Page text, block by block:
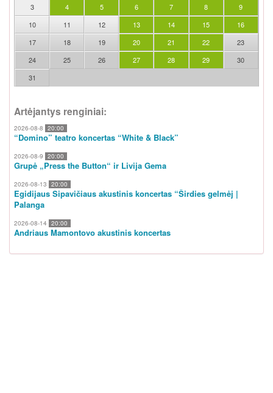
3 4 5 6 7 8
9
10
11 12 13 14 15
16
17
18 19 20 21 22
23
24
25 26 27 28 29
30
31
Artėjantys renginiai:
2026-08-8 20:00
“Domino” teatro koncertas “White & Black”
2026-08-9 20:00
Grupė „Press the Button“ ir Livija Gema
2026-08-13 20:00
Egidijaus Sipavičiaus akustinis koncertas “Širdies gelmėj |
Palanga
2026-08-14 20:00
Andriaus Mamontovo akustinis koncertas